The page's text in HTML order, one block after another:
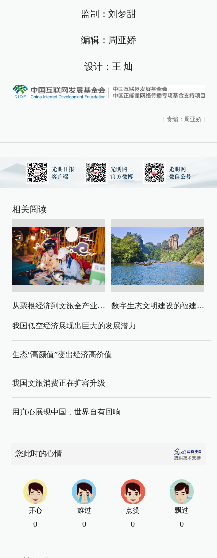
监制：刘梦甜
编辑：周亚娇
设计：王 灿
[ 责编：周亚娇 ]
相关阅读
从票根经济到文旅全产业链升级 数字生态文明建设的福建路径与启示
我国低空经济展现出巨大的发展潜力
生态“高颜值”变出经济高价值
我国文旅消费正在扩容升级
用真心展现中国，世界自有回响
您此时的心情
开心
0
难过
0
点赞
0
飘过
0